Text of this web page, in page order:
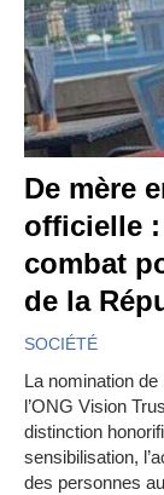
De mère
officielle
combat
de la
SOCIÉTÉ
La nomination
l’ONG Vision
distinction
sensibilisation,
des personnes